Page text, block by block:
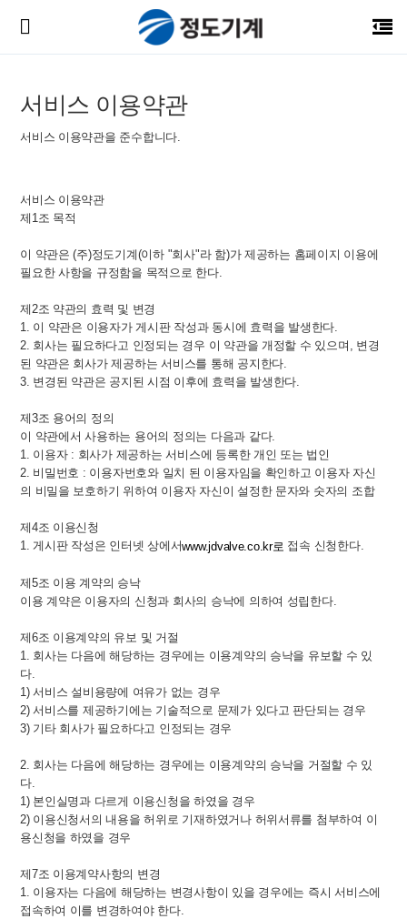
서비스 이용약관
서비스 이용약관을 준수합니다.
서비스 이용약관
제1조 목적
이 약관은 (주)정도기계(이하 "회사"라 함)가 제공하는 홈페이지 이용에
필요한 사항을 규정함을 목적으로 한다.
제2조 약관의 효력 및 변경
1. 이 약관은 이용자가 게시판 작성과 동시에 효력을 발생한다.
2. 회사는 필요하다고 인정되는 경우 이 약관을 개정할 수 있으며, 변경
된 약관은 회사가 제공하는 서비스를 통해 공지한다.
3. 변경된 약관은 공지된 시점 이후에 효력을 발생한다.
제3조 용어의 정의
이 약관에서 사용하는 용어의 정의는 다음과 같다.
1. 이용자 : 회사가 제공하는 서비스에 등록한 개인 또는 법인
2. 비밀번호 : 이용자번호와 일치 된 이용자임을 확인하고 이용자 자신
의 비밀을 보호하기 위하여 이용자 자신이 설정한 문자와 숫자의 조합
제4조 이용신청
1. 게시판 작성은 인터넷 상에서www.jdvalve.co.kr로 접속 신청한다.
제5조 이용 계약의 승낙
이용 계약은 이용자의 신청과 회사의 승낙에 의하여 성립한다.
제6조 이용계약의 유보 및 거절
1. 회사는 다음에 해당하는 경우에는 이용계약의 승낙을 유보할 수 있
다.
1) 서비스 설비용량에 여유가 없는 경우
2) 서비스를 제공하기에는 기술적으로 문제가 있다고 판단되는 경우
3) 기타 회사가 필요하다고 인정되는 경우
2. 회사는 다음에 해당하는 경우에는 이용계약의 승낙을 거절할 수 있
다.
1) 본인실명과 다르게 이용신청을 하였을 경우
2) 이용신청서의 내용을 허위로 기재하였거나 허위서류를 첨부하여 이
용신청을 하였을 경우
제7조 이용계약사항의 변경
1. 이용자는 다음에 해당하는 변경사항이 있을 경우에는 즉시 서비스에
접속하여 이를 변경하여야 한다.